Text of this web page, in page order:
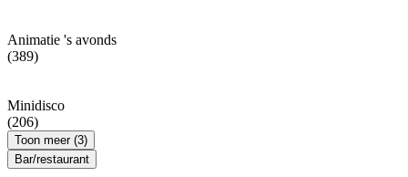
Animatie 's avonds
(389)
Minidisco
(206)
Toon meer (3)
Bar/restaurant